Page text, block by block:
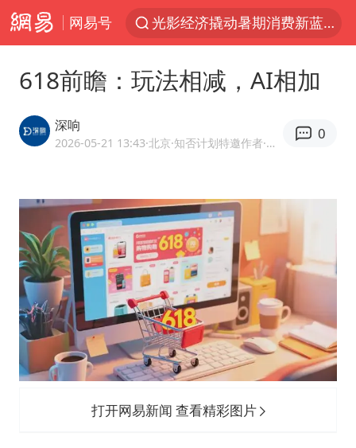
网易号
光影经济撬动暑期消费新蓝海
杭州全市有序停课
香港宏福苑火灾或由烟头引起
白海豚将正面袭击贯穿浙江
商场现钱学森巨幅海报 负责人回应
郑丽文：台湾从来没有“独立”过
几元成本的AI广告导致千万市值蒸发
浙江台州《告全体市民书》
酒店回应车内过夜被收150元
618前瞻：玩法相减，AI相加
深响
2026-05-21 13:43·北京 ·知否计划特邀作者·网易号科技内容作者
0
打开网易新闻 查看精彩图片